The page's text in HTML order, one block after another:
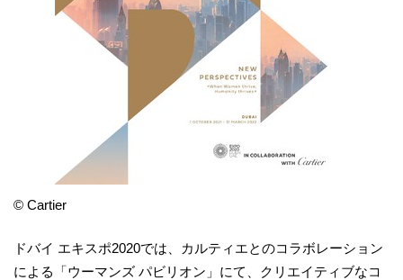
© Cartier
ドバイ エキスポ2020では、カルティエとのコラボレーション
による「ウーマンズ パビリオン」にて、クリエイティブなコ